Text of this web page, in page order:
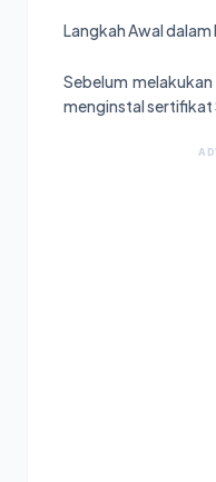
Langkah Awal dalam
Sebelum
menginstal sertifikat